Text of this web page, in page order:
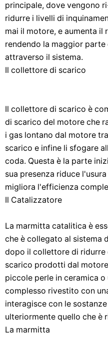
principale, dove vengono
ridurre i livelli di
mai il motore, e aumenta il
rendendo la maggior
attraverso il sistema.
Il collettore di scarico
Il collettore di scarico è
di scarico del motore che
i gas lontano dal motore
scarico e infine li sfogare
coda. Questa è la parte
sua presenza riduce
migliora l'efficienza
Il Catalizzatore
La marmitta catalitica è
che è collegato al sistema
dopo il collettore di ridurre
scarico prodotti dal
piccole perle in ceramica
complesso rivestito con
interagisce con le
ulteriormente quello che è
La marmitta